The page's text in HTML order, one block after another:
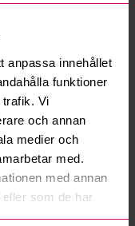
anpassa innehållet
funktioner
Vi
och annan
medier och
med.
med annan
som de har